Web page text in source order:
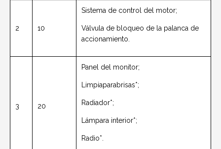
2 10
Sistema de control del motor;
Válvula de bloqueo de la palanca de
accionamiento.
3 20
Panel del monitor;
Limpiaparabrisas*;
Radiador*;
Lámpara interior*;
Radio*.